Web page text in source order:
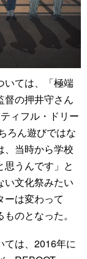
いては、「極端
督の押井守さん
ィフル・ドリー
ろん遊びではな
、当時から学校
うんです」と
い文化祭みたい
ーは変わって
のとなった。
は、2016年に